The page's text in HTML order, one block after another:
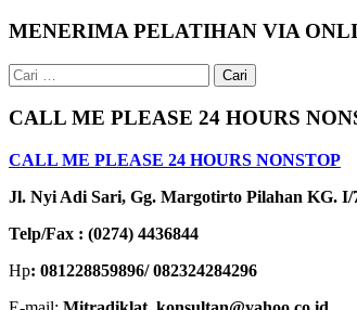
MENERIMA PELATIHAN VIA
Cari
untuk:
CALL ME PLEASE 24 HOURS
CALL ME PLEASE 24 HOURS NONSTOP
Jl. Nyi Adi Sari, Gg. Margotirto Pilahan KG. I/
Telp/Fax : (0274) 4436844
Hp: 081228859896/ 082324284296